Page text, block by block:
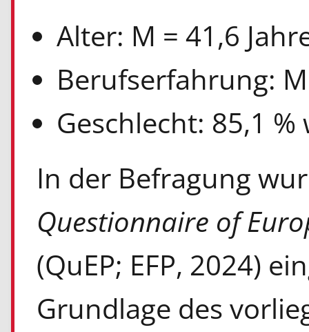
Alter: M = 41,6
Berufserfahrung:
Geschlecht: 85,1
In der Befragung
Questionnaire of
(QuEP; EFP, 2024)
Grundlage des